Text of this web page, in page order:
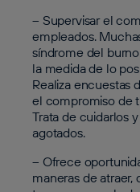
– Supervisar el
empleados.
síndrome del
la medida de lo
Realiza encuestas
el compromiso de
Trata de cuidarlos
agotados.
– Ofrece
maneras de